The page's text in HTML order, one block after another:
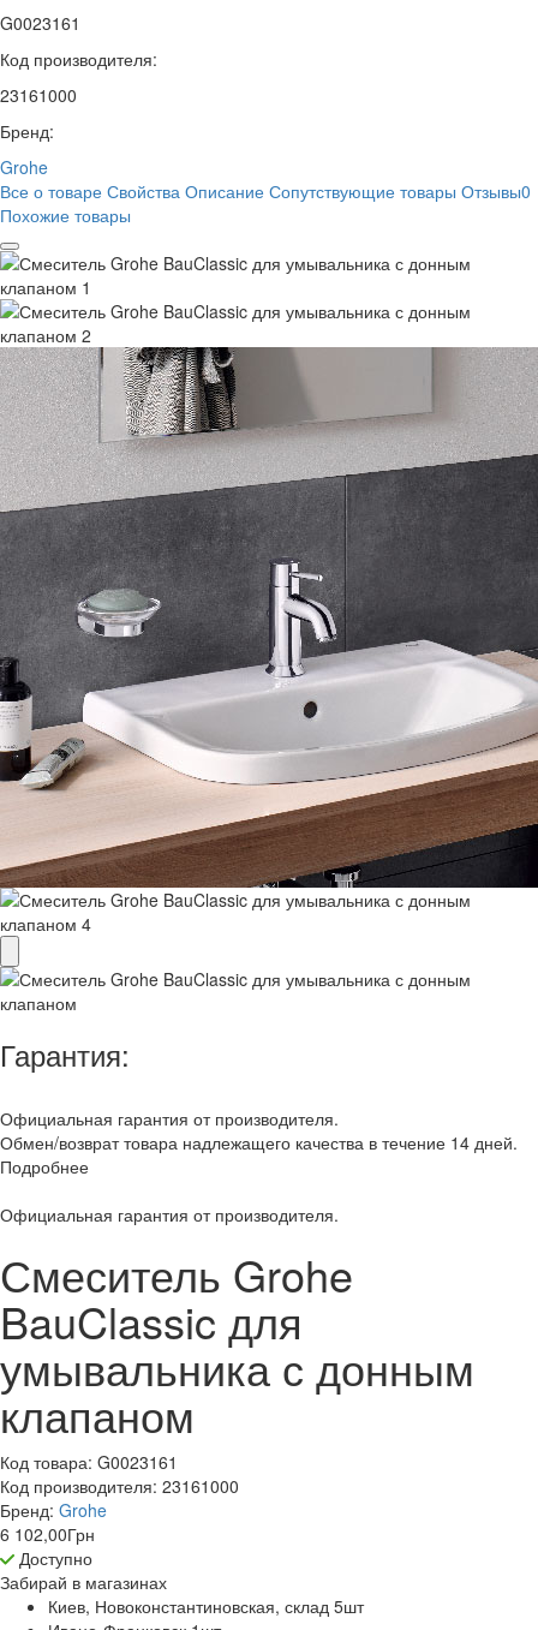
G0023161
Код производителя:
23161000
Бренд:
Grohe
Все о товаре Свойства Описание Сопутствующие товары Отзывы0
Похожие товары
Гарантия:
Официальная гарантия от производителя.
Обмен/возврат товара надлежащего качества в течение 14 дней.
Подробнее
Официальная гарантия от производителя.
Смеситель Grohe
BauClassic для
умывальника с донным
клапаном
Код товара: G0023161
Код производителя: 23161000
Бренд: Grohe
6 102,00Грн
Доступно
Забирай в магазинах
Киев, Новоконстантиновская, склад 5шт